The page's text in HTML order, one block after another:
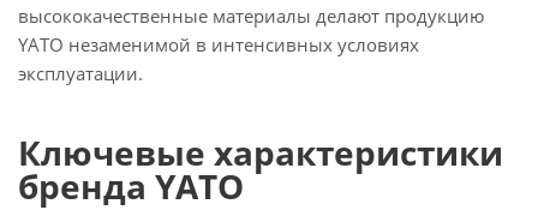
высококачественные материалы делают продукцию
YATO незаменимой в интенсивных условиях
эксплуатации.
Ключевые характеристики
бренда YATO